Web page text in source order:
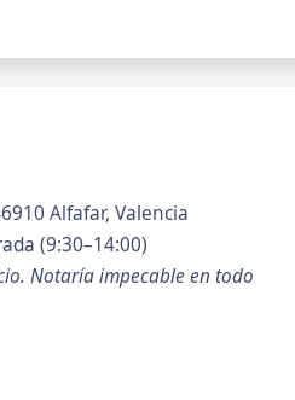
Alfafar, Valencia
(9:30–14:00)
Notaría impecable en todo